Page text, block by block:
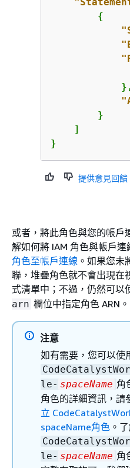
{
            },
        }
    ]
}
提供意見回饋
或者，將此角色與您的帳戶
解如何將 IAM 角色與帳戶
角色至帳戶連線 。如果您未
聯，堆疊角色就不會出現在
式清單中；不過，仍然可以
arn 欄位中指定角色 ARN。
注意
如有需要，您可以使
le- spaceName 角
角色的詳細資訊，請
立
spaceName角色 。
le- spaceName 角